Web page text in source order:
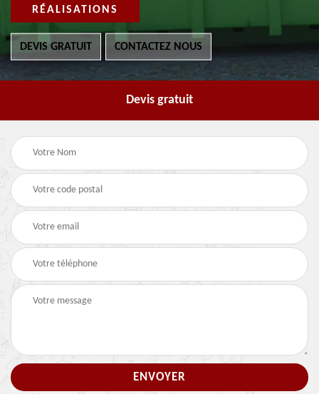
RÉALISATIONS
DEVIS GRATUIT CONTACTEZ NOUS
Devis gratuit